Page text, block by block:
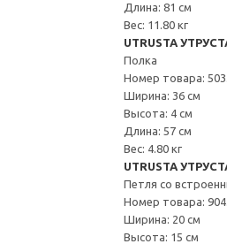
Длина: 81 см
Вес: 11.80 кг
UTRUSTA
Полка
Номер товара:
Ширина: 36 см
Высота: 4 см
Длина: 57 см
Вес: 4.80 кг
UTRUSTA
Петля со
Номер товара:
Ширина: 20 см
Высота: 15 см